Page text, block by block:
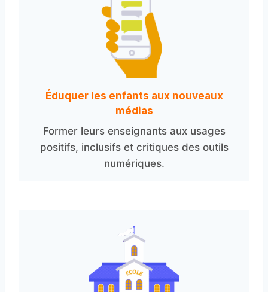
Éduquer les enfants aux nouveaux
médias
Former leurs enseignants aux usages
positifs, inclusifs et critiques des outils
numériques.